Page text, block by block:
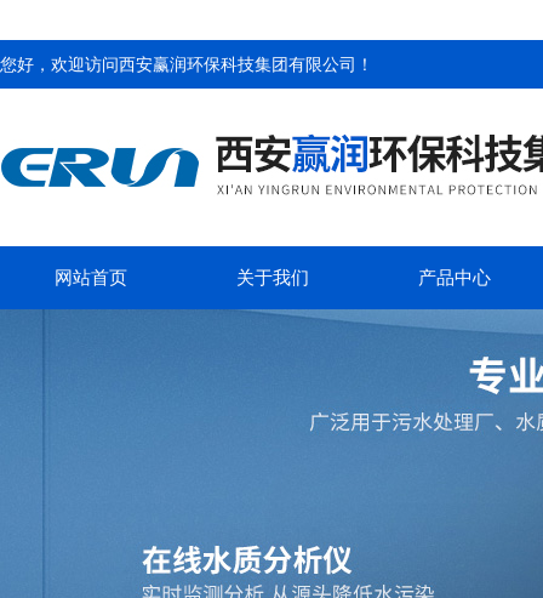
您好，欢迎访问西安赢润环保科技集团有限公司 ！
网站首页 关于我们 产品中心